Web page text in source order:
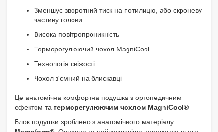
Зменшує зворотний тиск на потилицю, або скроневу
частину голови
Висока повітропроникність
Терморегулюючий чохол MagniCool
Технологія свіжості
Чохол з'ємний на блискавці
Це анатомічна комфортна подушка з ортопедичним
ефектом та терморегулюючим чохлом MagniCool®
Блок подушки зроблено з анатомічного матеріалу